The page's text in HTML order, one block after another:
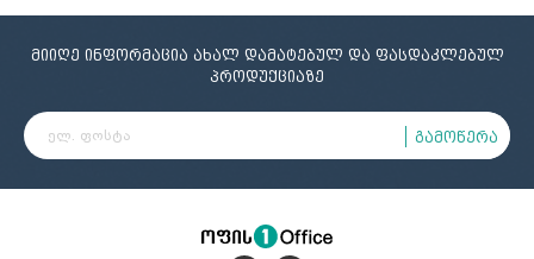
მიიღე ინფორმაცია ახალ დამატებულ და ფასდაკლებულ
პროდუქციაზე
გამოწერა